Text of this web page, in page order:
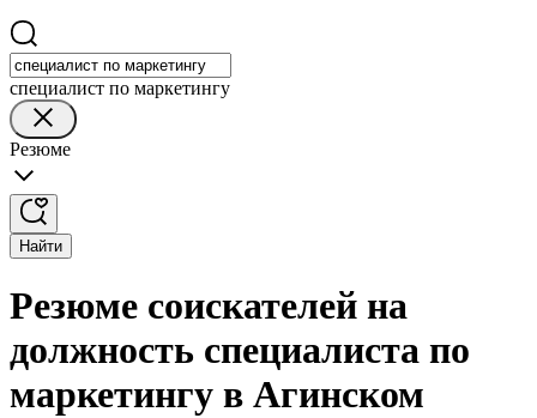
специалист по маркетингу
Резюме
Найти
Резюме соискателей на
должность специалиста по
маркетингу в Агинском